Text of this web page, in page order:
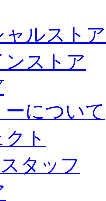
ャルスト
ストア
ーについて
ト
タッフ